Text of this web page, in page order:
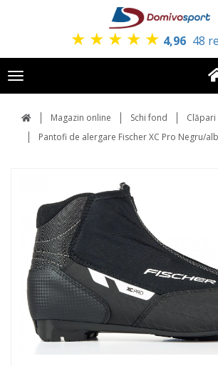
★ ★ ★ ★ ★ 4,96 48
Toggle
navigation
Magazin online Schi fond
Pantofi de alergare Fischer XC Pro Negru/alb